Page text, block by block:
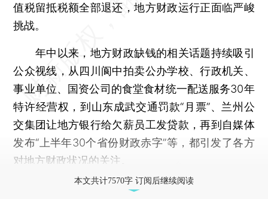
值税留抵税额全部退还，地方财政运行正面临严峻
挑战。
年中以来，地方财政缺钱的相关话题持续吸引
公众视线，从四川阆中拍卖公办学校、行政机关、
事业单位、国资公司的食堂食材统一配送服务30年
特许经营权，到山东成武交通罚款“月票”、兰州公
交集团让地方银行给欠薪员工发贷款，再到自媒体
发布“上半年30个省份财政赤字”等，都引发了各方
对地方财政状况的关注。
本文共计7570字 订阅后继续阅读